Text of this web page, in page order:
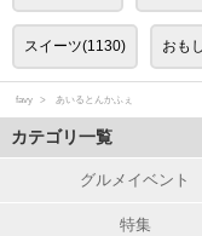
スイーツ(1130) おも
favy あいるとんかふぇ
カテゴリ一覧
グルメイベント
特集